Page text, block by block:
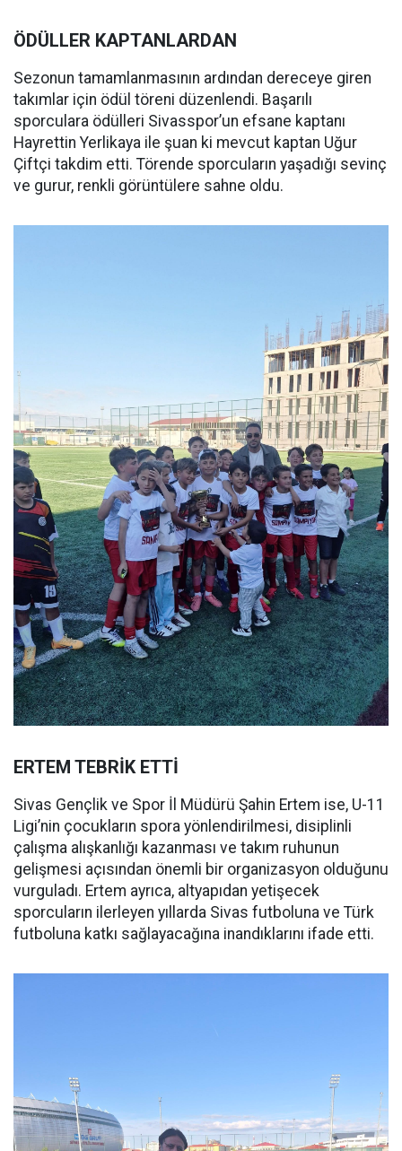
ÖDÜLLER KAPTANLARDAN
Sezonun tamamlanmasının ardından dereceye giren
takımlar için ödül töreni düzenlendi. Başarılı
sporculara ödülleri Sivasspor’un efsane kaptanı
Hayrettin Yerlikaya ile şuan ki mevcut kaptan Uğur
Çiftçi takdim etti. Törende sporcuların yaşadığı sevinç
ve gurur, renkli görüntülere sahne oldu.
ERTEM TEBRİK ETTİ
Sivas Gençlik ve Spor İl Müdürü Şahin Ertem ise, U-11
Ligi’nin çocukların spora yönlendirilmesi, disiplinli
çalışma alışkanlığı kazanması ve takım ruhunun
gelişmesi açısından önemli bir organizasyon olduğunu
vurguladı. Ertem ayrıca, altyapıdan yetişecek
sporcuların ilerleyen yıllarda Sivas futboluna ve Türk
futboluna katkı sağlayacağına inandıklarını ifade etti.